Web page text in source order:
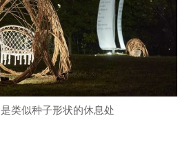
类似种子形状的休息处